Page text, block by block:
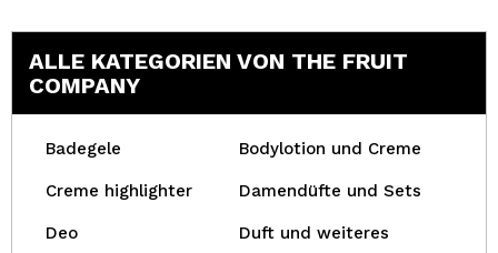
ALLE KATEGORIEN VON THE FRUIT
COMPANY
Badegele Bodylotion und Creme
Creme highlighter Damendüfte und Sets
Deo Duft und weiteres